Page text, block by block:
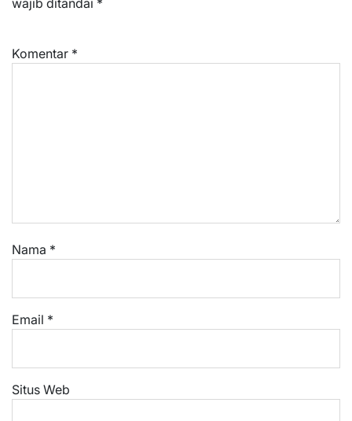
Komentar *
Nama *
Email *
Situs Web